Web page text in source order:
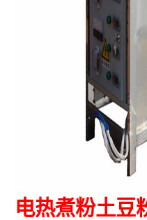
电热煮粉土豆